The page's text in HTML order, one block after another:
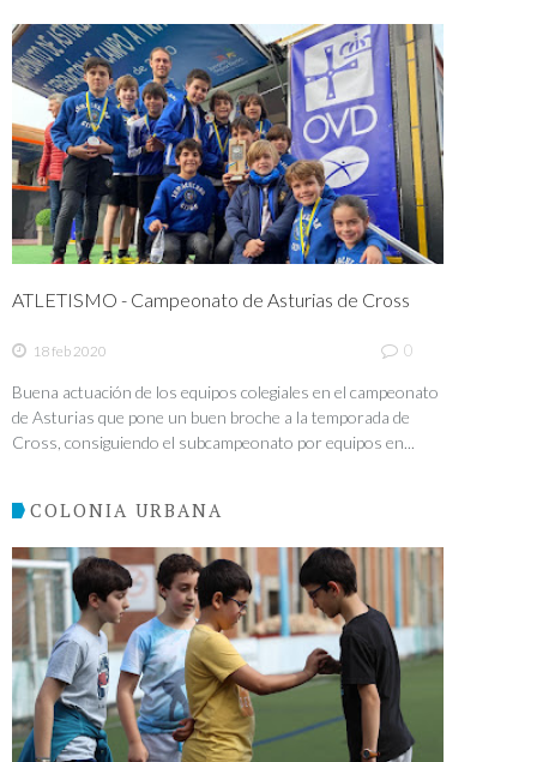
ATLETISMO - Campeonato de Asturias de Cross
18 feb 2020 0
Buena actuación de los equipos colegiales en el campeonato
de Asturias que pone un buen broche a la temporada de
Cross, consiguiendo el subcampeonato por equipos en...
COLONIA URBANA